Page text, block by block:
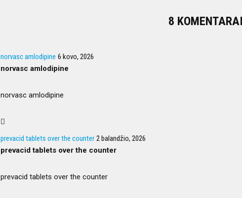
8 KOMENTARAI
norvasc amlodipine 6 kovo, 2026
norvasc amlodipine
norvasc amlodipine
prevacid tablets over the counter 2 balandžio, 2026
prevacid tablets over the counter
prevacid tablets over the counter